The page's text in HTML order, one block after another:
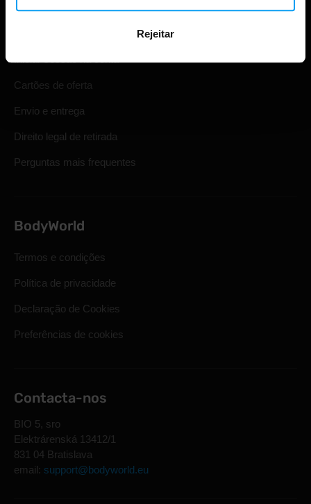
Rejeitar
Acompanha a tua encomenda
Iniciar sessão na conta
Cartões de oferta
Envio e entrega
Direito legal de retirada
Perguntas mais frequentes
BodyWorld
Termos e condições
Política de privacidade
Declaração de Cookies
Preferências de cookies
Contacta-nos
BIO 5, sro
Elektrárenská 13412/1
831 04 Bratislava
email: support@bodyworld.eu